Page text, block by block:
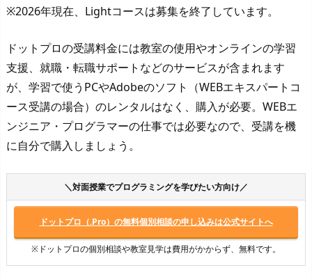
※2026年現在、Lightコースは募集を終了しています。
ドットプロの受講料金には教室の使用やオンラインの学習
支援、就職・転職サポートなどのサービスが含まれます
が、学習で使うPCやAdobeのソフト（WEBエキスパートコ
ース受講の場合）のレンタルはなく、購入が必要。WEBエ
ンジニア・プログラマーの仕事では必要なので、受講を機
に自分で購入しましょう。
＼対面授業でプログラミングを学びたい方向け／
ドットプロ（.Pro）の無料個別相談の申し込みは公式サイトへ
※ドットプロの個別相談や教室見学は費用がかからず、無料です。